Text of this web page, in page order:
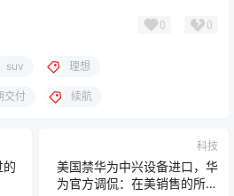
0 0
suv 理想
交付 续航
的
科技
美国禁华为中兴设备进口，华
为官方调侃：在美销售的所有